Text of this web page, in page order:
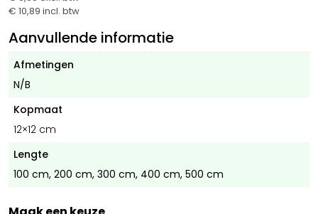
€ 10,89 incl. btw
Aanvullende informatie
Afmetingen
N/B
Kopmaat
12×12 cm
Lengte
100 cm, 200 cm, 300 cm, 400 cm, 500 cm